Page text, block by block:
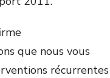
que nous vous
récurrentes